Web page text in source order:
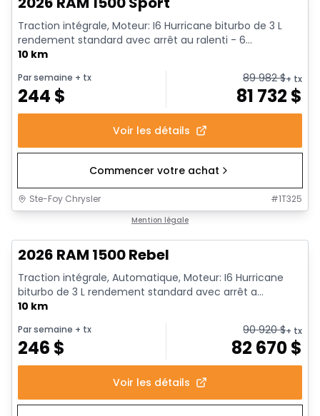
Traction intégrale, Moteur: I6 Hurricane biturbo de 3 L
rendement standard avec arrêt au ralenti - 6...
10 km
Par semaine + tx
244 $
89 982$+ tx
81 732 $
Voir les détails
Commencer votre achat
Ste-Foy Chrysler #1T325
Mention légale
2026 RAM 1500 Rebel
Traction intégrale, Automatique, Moteur: I6 Hurricane
biturbo de 3 L rendement standard avec arrêt a...
10 km
Par semaine + tx
246 $
90 920$+ tx
82 670$
Voir les détails